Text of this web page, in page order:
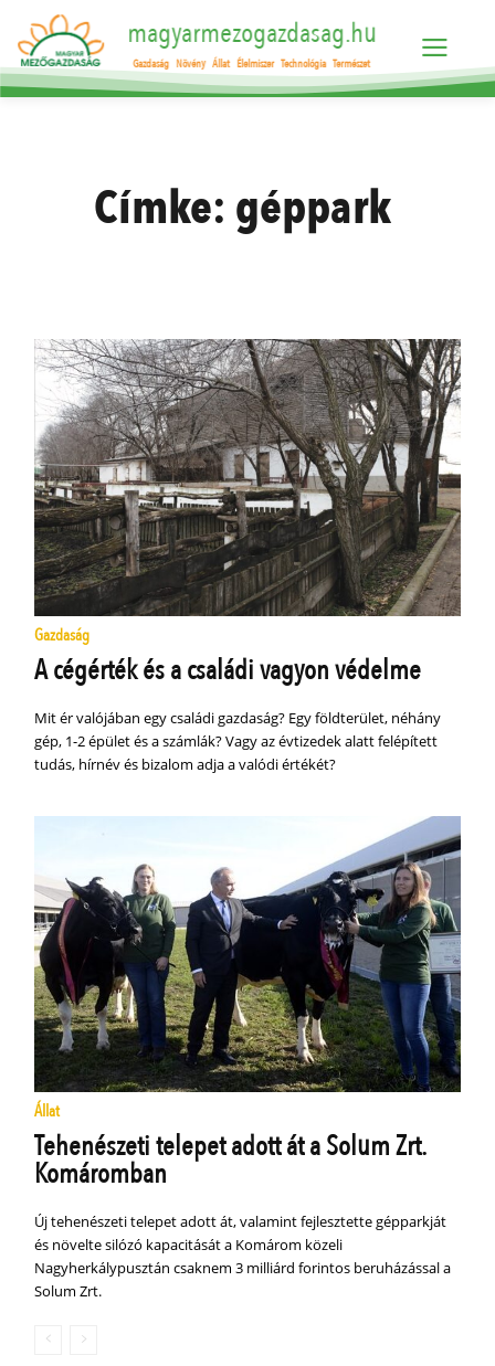
magyarmezogazdasag.hu
Gazdaság Növény Állat Élelmiszer Technológia Természet
Címke: géppark
Gazdaság
A cégérték és a családi vagyon védelme
Mit ér valójában egy családi gazdaság? Egy földterület, néhány
gép, 1-2 épület és a számlák? Vagy az évtizedek alatt felépített
tudás, hírnév és bizalom adja a valódi értékét?
Állat
Tehenészeti telepet adott át a Solum Zrt.
Komáromban
Új tehenészeti telepet adott át, valamint fejlesztette gépparkját
és növelte silózó kapacitását a Komárom közeli
Nagyherkálypusztán csaknem 3 milliárd forintos beruházással a
Solum Zrt.